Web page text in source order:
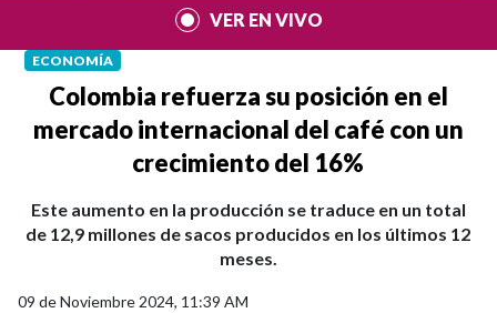
VER EN VIVO
ECONOMÍA
Colombia refuerza su posición en el
mercado internacional del café con un
crecimiento del 16%
Este aumento en la producción se traduce en un total
de 12,9 millones de sacos producidos en los últimos 12
meses.
09 de Noviembre 2024, 11:39 AM